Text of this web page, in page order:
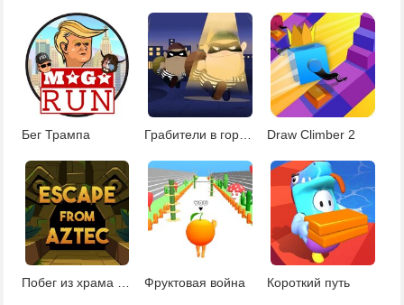
Бег Трампа Грабители в городе Draw Climber 2
Фруктовая война Короткий путь